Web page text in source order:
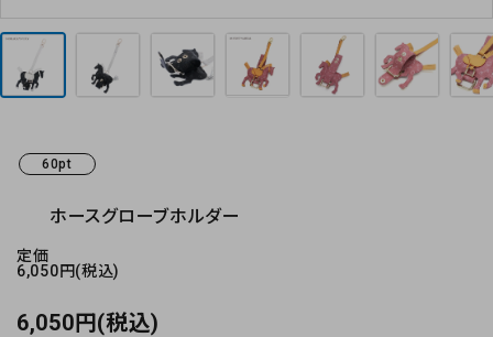
60pt
ホースグローブホルダー
定価
6,050円(税込)
6,050円(税込)